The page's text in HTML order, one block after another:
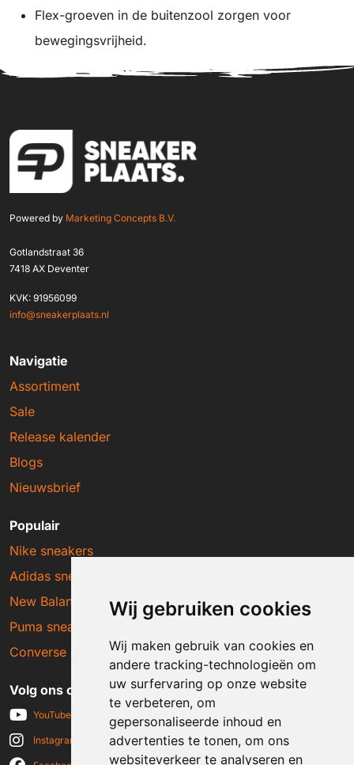
Wij gebruiken cookies
Wij maken gebruik van cookies en
andere tracking-technologieën om
uw surfervaring op onze website
te verbeteren, om
gepersonaliseerde inhoud en
advertenties te tonen, om ons
websiteverkeer te analyseren en
Flex-groeven in de buitenzool zorgen voor
bewegingsvrijheid.
Powered by Marketing Concepts B.V.
Gotlandstraat 36
7418 AX Deventer
KVK: 91956099
info@sneakerplaats.nl
Navigatie
Assortiment
Sale
Release kalender
Blogs
Nieuwsbrief
Populair
Nike sneakers
Adidas sneakers
New Balance sneakers
Puma sneakers
Converse sneakers
Volg ons op social media
YouTube
Instagram